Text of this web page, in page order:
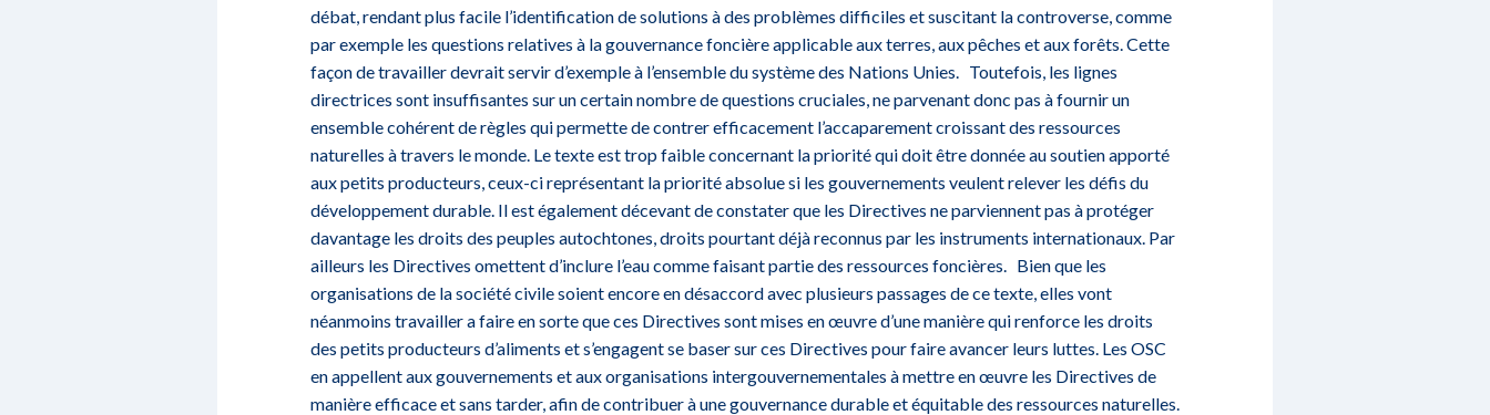
débat, rendant plus facile l’identification de solutions à des problèmes difficiles et suscitant la controverse, comme
par exemple les questions relatives à la gouvernance foncière applicable aux terres, aux pêches et aux forêts. Cette
façon de travailler devrait servir d’exemple à l’ensemble du système des Nations Unies. Toutefois, les lignes
directrices sont insuffisantes sur un certain nombre de questions cruciales, ne parvenant donc pas à fournir un
ensemble cohérent de règles qui permette de contrer efficacement l’accaparement croissant des ressources
naturelles à travers le monde. Le texte est trop faible concernant la priorité qui doit être donnée au soutien apporté
aux petits producteurs, ceux-ci représentant la priorité absolue si les gouvernements veulent relever les défis du
développement durable. Il est également décevant de constater que les Directives ne parviennent pas à protéger
davantage les droits des peuples autochtones, droits pourtant déjà reconnus par les instruments internationaux. Par
ailleurs les Directives omettent d’inclure l’eau comme faisant partie des ressources foncières. Bien que les
organisations de la société civile soient encore en désaccord avec plusieurs passages de ce texte, elles vont
néanmoins travailler a faire en sorte que ces Directives sont mises en œuvre d’une manière qui renforce les droits
des petits producteurs d’aliments et s’engagent se baser sur ces Directives pour faire avancer leurs luttes. Les OSC
en appellent aux gouvernements et aux organisations intergouvernementales à mettre en œuvre les Directives de
manière efficace et sans tarder, afin de contribuer à une gouvernance durable et équitable des ressources naturelles.